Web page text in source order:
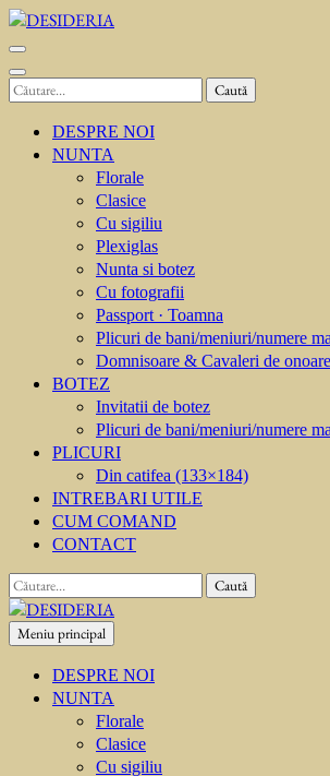
Sari
la
conținut
(apasă
Caută
DESPRE NOI
NUNTA
Florale
Clasice
Cu sigiliu
Plexiglas
Nunta si botez
Cu fotografii
Passport · Toamna
Plicuri de bani/meniuri/numere
Domnisoare & Cavaleri de onoare
BOTEZ
Invitatii de botez
Plicuri de bani/meniuri/numere
PLICURI
Din catifea (133×184)
INTREBARI UTILE
CUM COMAND
CONTACT
Caută
după:
DESIDERIA
Creator de invitati
Meniu principal
DESPRE NOI
NUNTA
Florale
Clasice
Cu sigiliu